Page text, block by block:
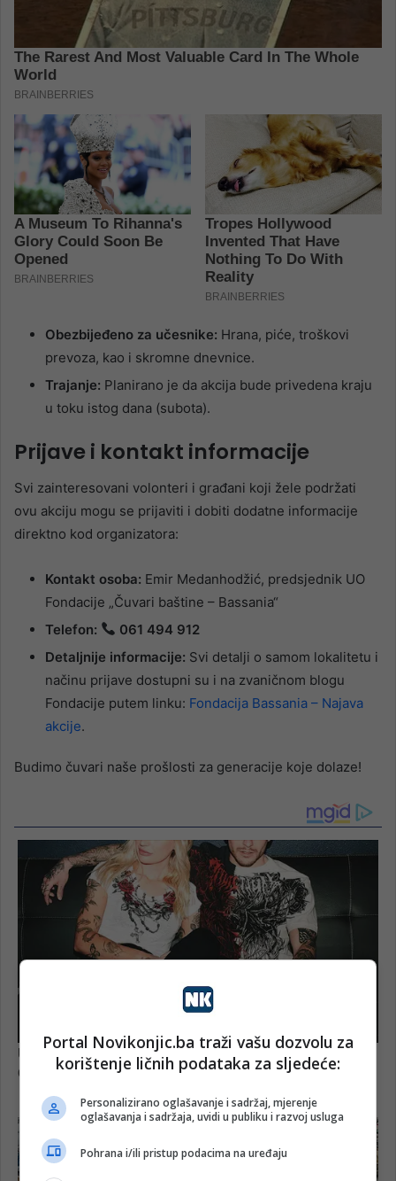
Obezbijeđeno za učesnike: Hrana, piće, troškovi
prevoza, kao i skromne dnevnice.
Trajanje: Planirano je da akcija bude privedena kraju
u toku istog dana (subota).
Prijave i kontakt informacije
Svi zainteresovani volonteri i građani koji žele podržati
ovu akciju mogu se prijaviti i dobiti dodatne informacije
direktno kod organizatora:
Kontakt osoba: Emir Medanhodžić, predsjednik UO
Fondacije „Čuvari baštine – Bassania“
Telefon:
061 494 912
Detaljnije informacije: Svi detalji o samom lokalitetu i
načinu prijave dostupni su i na zvaničnom blogu
Fondacije putem linku: Fondacija Bassania – Najava
akcije.
Budimo čuvari naše prošlosti za generacije koje dolaze!
Portal Novikonjic.ba traži vašu dozvolu za
korištenje ličnih podataka za sljedeće:
Personalizirano oglašavanje i sadržaj, mjerenje
oglašavanja i sadržaja, uvidi u publiku i razvoj usluga
Pohrana i/ili pristup podacima na uređaju